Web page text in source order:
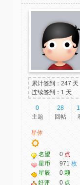
累计签到：247 天
连续签到：1 天
0
主题
28
回帖
星体
名望 0 点
星币
971 枚
星辰
0 颗
好评
0 点